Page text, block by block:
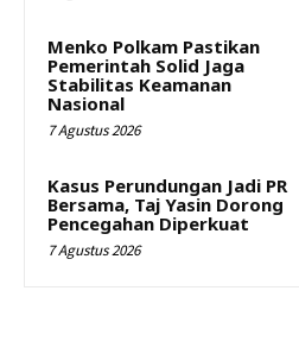
Menko Polkam Pastikan
Pemerintah Solid Jaga
Stabilitas Keamanan
Nasional
7 Agustus 2026
Kasus Perundungan Jadi PR
Bersama, Taj Yasin Dorong
Pencegahan Diperkuat
7 Agustus 2026